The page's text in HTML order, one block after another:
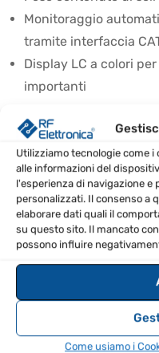
Utilizziamo tecnologie come i
alle informazioni del
l'esperienza di navigazione e
personalizzati. Il consenso a
elaborare dati quali il
su questo sito. Il mancato
possono influire
Come usiamo i
Monitoraggio
tramite interfaccia
Display LC a colori
importanti
SPECIFICHE TECNICHE
Modello
Amplificazione
(dB)
14
controllo remoto
Sì